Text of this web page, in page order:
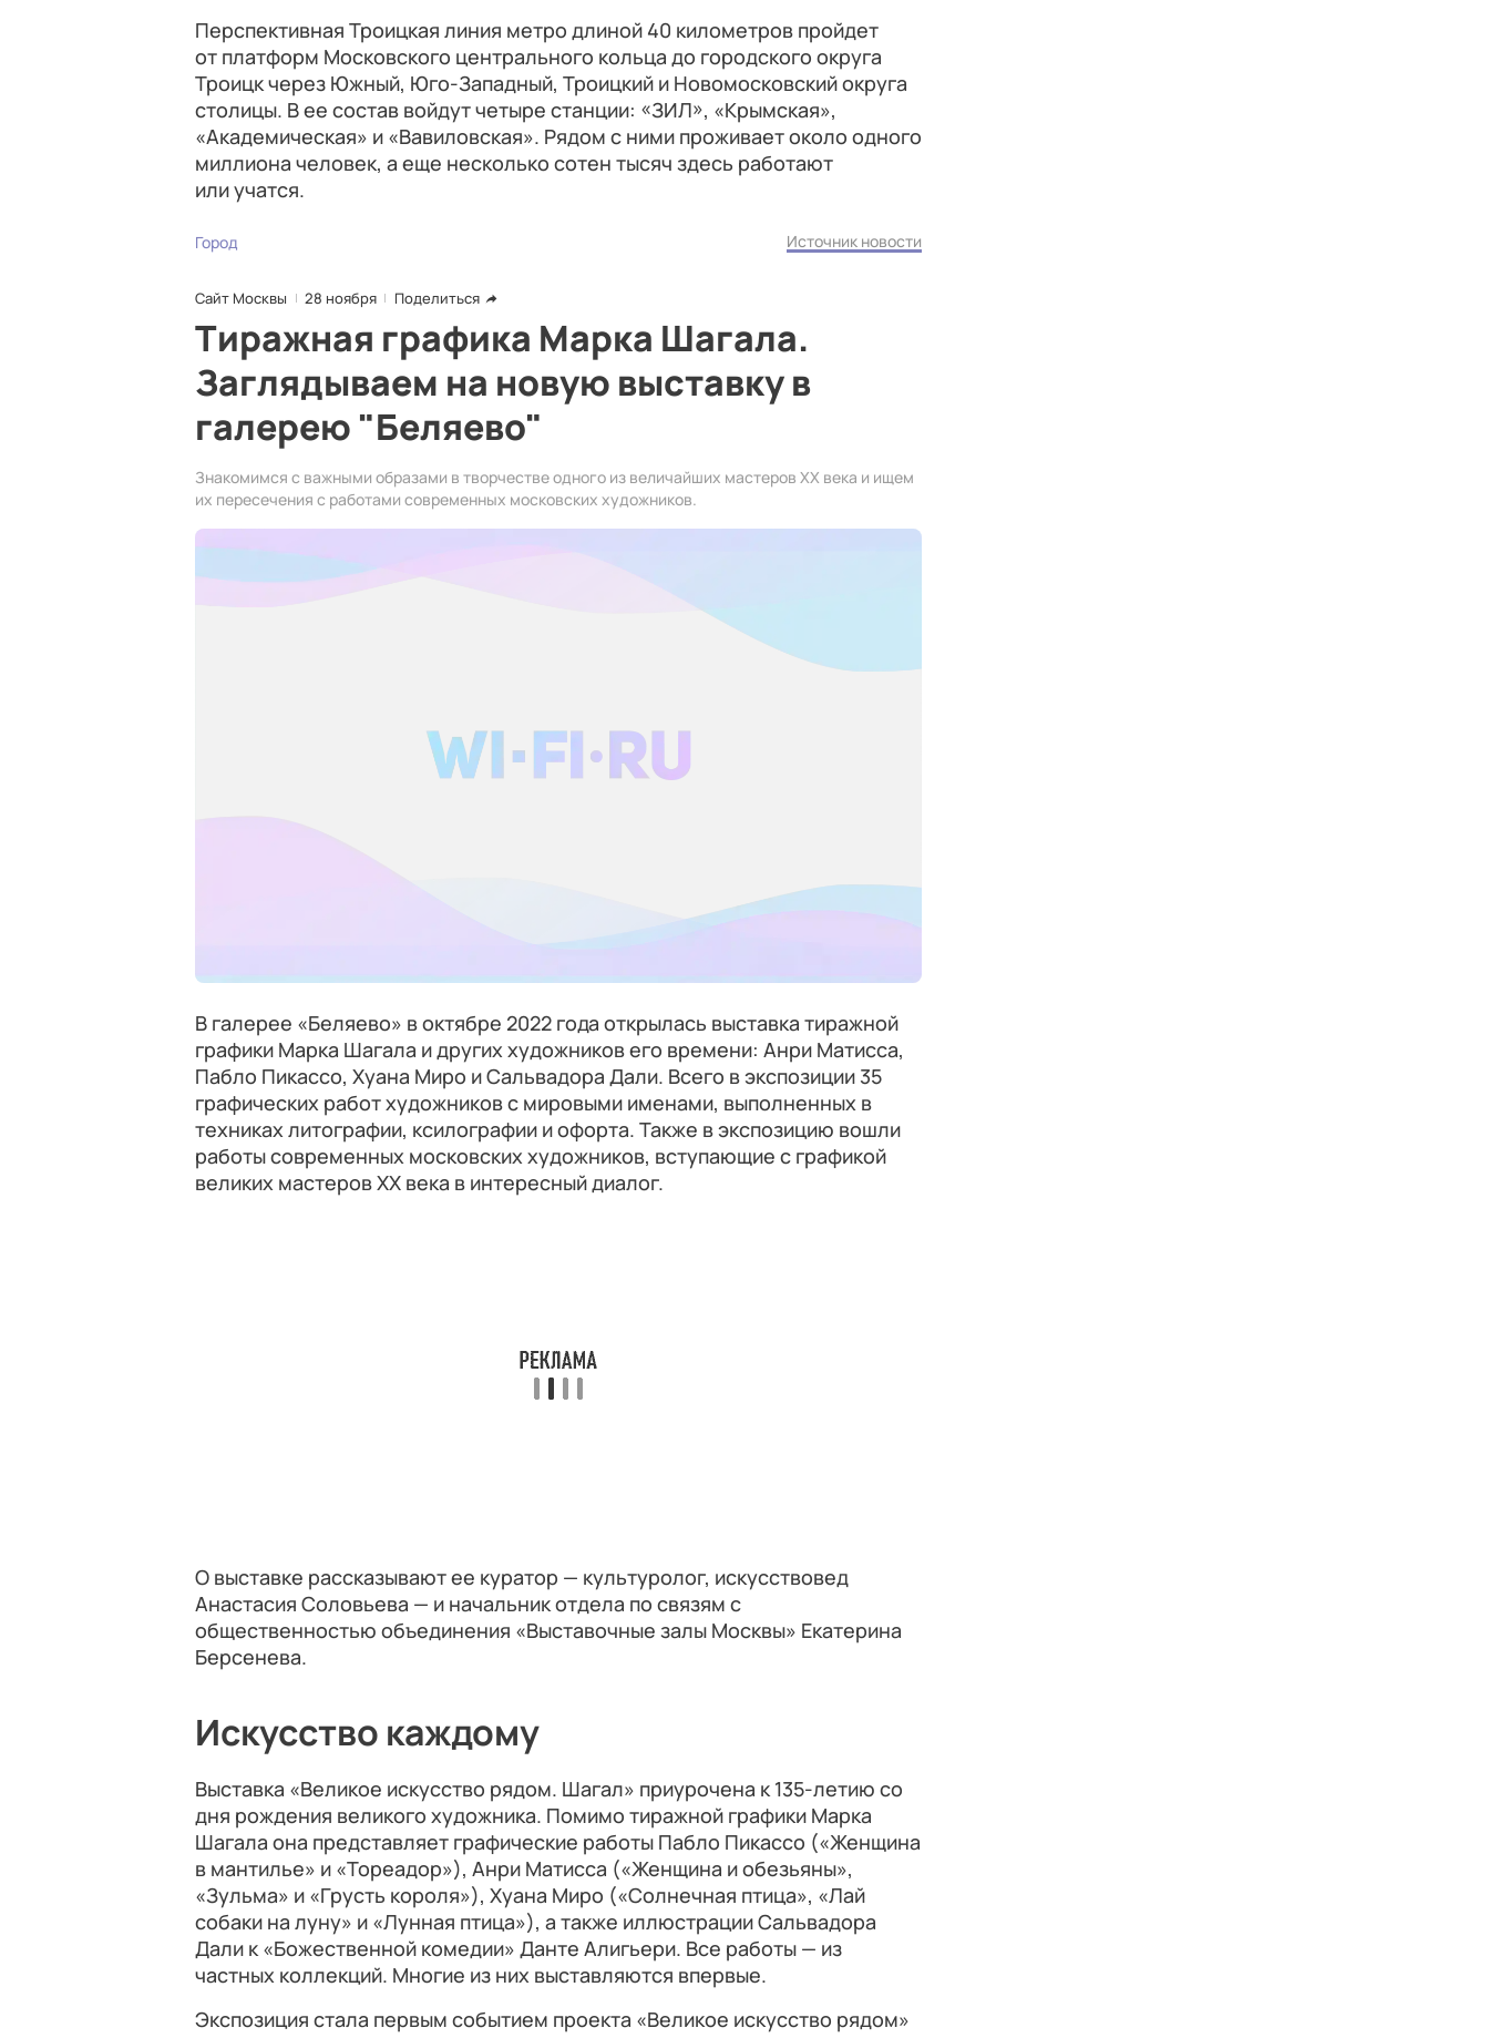
Перспективная Троицкая линия метро длиной 40 километров пройдет
от платформ Московского центрального кольца до городского округа
Троицк через Южный, Юго-Западный, Троицкий и Новомосковский округа
столицы. В ее состав войдут четыре станции: «ЗИЛ», «Крымская»,
«Академическая» и «Вавиловская». Рядом с ними проживает около одного
миллиона человек, а еще несколько сотен тысяч здесь работают
или учатся.
Город Источник новости
Сайт Москвы 28 ноября Поделиться
Тиражная графика Марка Шагала.
Заглядываем на новую выставку в
галерею "Беляево"
Знакомимся с важными образами в творчестве одного из величайших мастеров ХХ века и ищем
их пересечения с работами современных московских художников.
В галерее «Беляево» в октябре 2022 года открылась выставка тиражной
графики Марка Шагала и других художников его времени: Анри Матисса,
Пабло Пикассо, Хуана Миро и Сальвадора Дали. Всего в экспозиции 35
графических работ художников с мировыми именами, выполненных в
техниках литографии, ксилографии и офорта. Также в экспозицию вошли
работы современных московских художников, вступающие с графикой
великих мастеров ХХ века в интересный диалог.
О выставке рассказывают ее куратор — культуролог, искусствовед
Анастасия Соловьева — и начальник отдела по связям с
общественностью объединения «Выставочные залы Москвы» Екатерина
Берсенева.
Искусство каждому
Выставка «Великое искусство рядом. Шагал» приурочена к 135-летию со
дня рождения великого художника. Помимо тиражной графики Марка
Шагала она представляет графические работы Пабло Пикассо («Женщина
в мантилье» и «Тореадор»), Анри Матисса («Женщина и обезьяны»,
«Зульма» и «Грусть короля»), Хуана Миро («Солнечная птица», «Лай
собаки на луну» и «Лунная птица»), а также иллюстрации Сальвадора
Дали к «Божественной комедии» Данте Алигьери. Все работы — из
частных коллекций. Многие из них выставляются впервые.
Экспозиция стала первым событием проекта «Великое искусство рядом»